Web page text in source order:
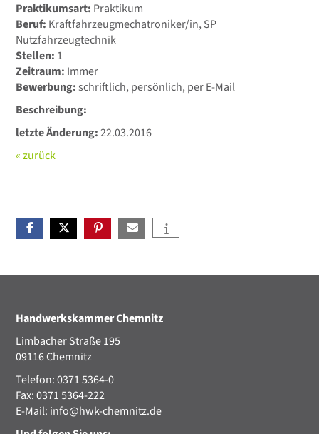
Praktikumsart: Praktikum
Beruf: Kraftfahrzeugmechatroniker/in, SP
Nutzfahrzeugtechnik
Stellen: 1
Zeitraum: Immer
Bewerbung:schriftlich, persönlich, per E-Mail
Beschreibung:
letzte Änderung:22.03.2016
« zurück
Handwerkskammer Chemnitz
Limbacher Straße 195
09116 Chemnitz
Telefon: 0371 5364-0
Fax: 0371 5364-222
E-Mail: info@hwk-chemnitz.de